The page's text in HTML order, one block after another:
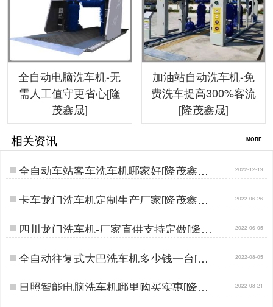
全自动电脑洗车机-无
需人工值守更省心[隆
茂鑫晟]
加油站自动洗车机-免
费洗车提高300%客流
[隆茂鑫晟]
相关资讯 MORE
全自动车站客车洗车机哪家好[隆茂鑫晟]
…
2022-12-19
卡车龙门洗车机定制生产厂家[隆茂鑫晟]
…
2022-06-26
四川龙门洗车机-厂家直供支持定做[隆茂
鑫晟]…
2022-06-05
全自动往复式大巴洗车机多少钱一台[隆
茂鑫晟]…
2022-08-05
日照智能电脑洗车机哪里购买实惠[隆茂
鑫晟]…
2022-08-21